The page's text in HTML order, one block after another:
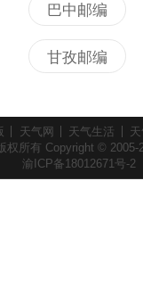
巴中邮编
甘孜邮编
天气网 天气生活
权所有 Copyright © 2005-
渝ICP备18012671号-2